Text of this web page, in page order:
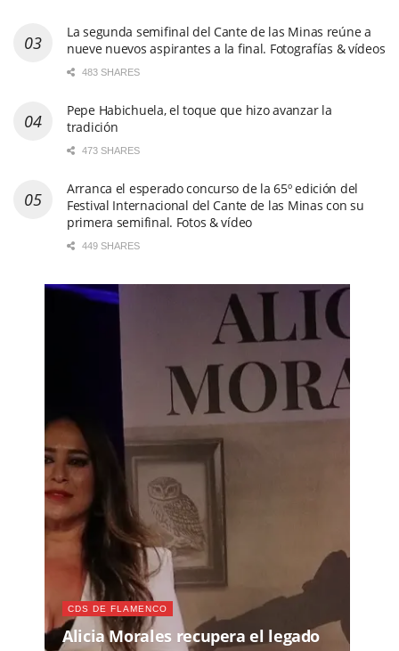
La segunda semifinal del Cante de las Minas reúne a
nueve nuevos aspirantes a la final. Fotografías & vídeos
483 SHARES
Pepe Habichuela, el toque que hizo avanzar la
tradición
473 SHARES
Arranca el esperado concurso de la 65º edición del
Festival Internacional del Cante de las Minas con su
primera semifinal. Fotos & vídeo
449 SHARES
CDS DE FLAMENCO
Alicia Morales recupera el legado